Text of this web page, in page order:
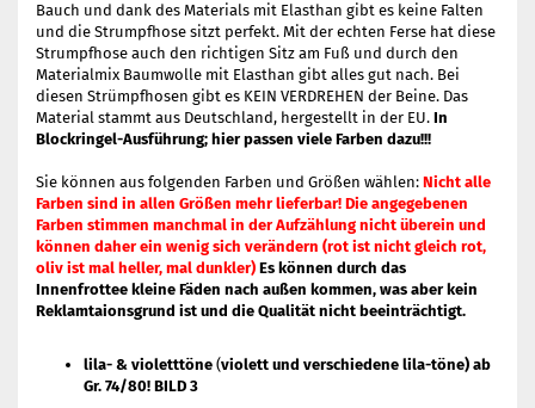
Bauch und dank des Materials mit Elasthan gibt es keine Falten
und die Strumpfhose sitzt perfekt. Mit der echten Ferse hat diese
Strumpfhose auch den richtigen Sitz am Fuß und durch den
Materialmix Baumwolle mit Elasthan gibt alles gut nach. Bei
diesen Strümpfhosen gibt es KEIN VERDREHEN der Beine. Das
Material stammt aus Deutschland, hergestellt in der EU. In
Blockringel-Ausführung; hier passen viele Farben dazu!!!
Sie können aus folgenden Farben und Größen wählen: Nicht alle
Farben sind in allen Größen mehr lieferbar! Die angegebenen
Farben stimmen manchmal in der Aufzählung nicht überein und
können daher ein wenig sich verändern (rot ist nicht gleich rot,
oliv ist mal heller, mal dunkler) Es können durch das
Innenfrottee kleine Fäden nach außen kommen, was aber kein
Reklamtaionsgrund ist und die Qualität nicht beeinträchtigt.
lila- & violetttöne (violett und verschiedene lila-töne) ab
Gr. 74/80! BILD 3